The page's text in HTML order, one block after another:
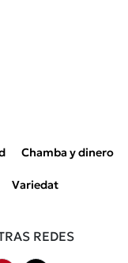
Chamba y dinero
Variedat
REDES